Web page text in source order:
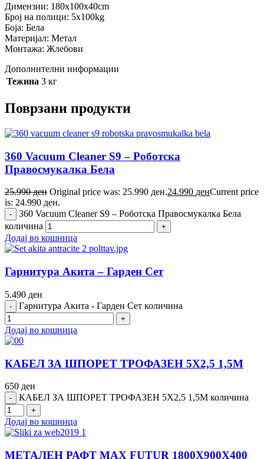
Димензии: 180x100x40cm
Број на полици: 5x100kg
Боја: Бела
Материјал: Метал
Монтажа: Жлебови
Дополнителни информации
Тежина 3 кг
Поврзани продукти
360 Vacuum Cleaner S9 – Роботска
Правосмукалка Бела
25.990ден Original price was: 25.990 ден.24.990 денCurrent price
is: 24.990 ден.
360 Vacuum Cleaner S9 – Роботска Правосмукалка Бела
количина
Додај во кошница
Гарнитура Акита – Гарден Сет
5.490 ден
Гарнитура Акита - Гарден Сет количина
Додај во кошница
КАБЕЛ ЗА ШПОРЕТ ТРОФАЗЕН 5Х2,5 1,5М
650 ден
КАБЕЛ ЗА ШПОРЕТ ТРОФАЗЕН 5Х2,5 1,5М количина
Додај во кошница
МЕТАЛЕН РАФТ MAX FUTUR 1800Х900Х400